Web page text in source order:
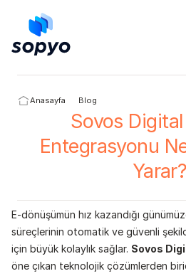
Anasayfa Blog
Sovos
Entegrasyonu
Yarar?
E-dönüşümün hız kazandığı
süreçlerinin otomatik ve güvenli
için büyük kolaylık sağlar. Sovos
öne çıkan teknolojik çözümlerden